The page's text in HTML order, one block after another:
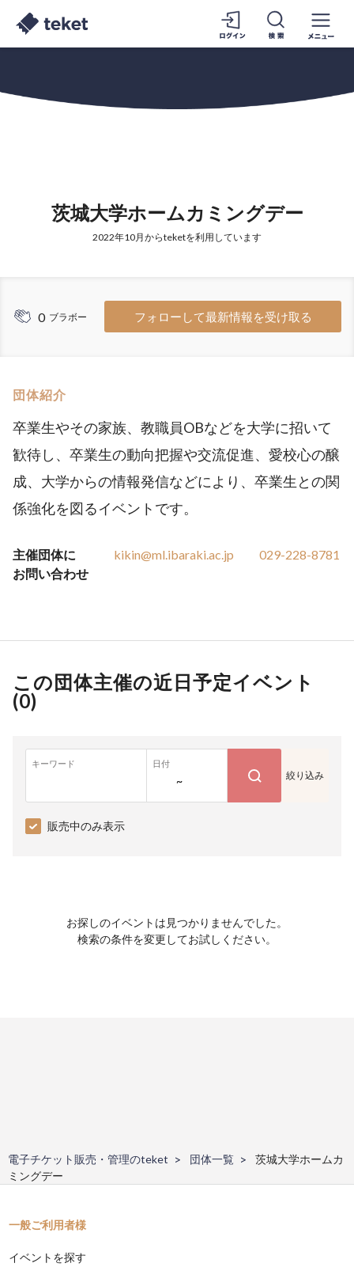
茨城大学ホームカミングデー
2022年10月からteketを利用しています
0 ブラボー フォローして最新情報を受け取る
団体紹介
卒業生やその家族、教職員OBなどを大学に招いて
歓待し、卒業生の動向把握や交流促進、愛校心の醸
成、大学からの情報発信などにより、卒業生との関
係強化を図るイベントです。
主催団体に
お問い合わせ
kikin@ml.ibaraki.ac.jp 029-228-8781
この団体主催の近日予定イベント
(0)
キーワード 日付
~ 絞り込み
販売中のみ表示
お探しのイベントは見つかりませんでした。
検索の条件を変更してお試しください。
電子チケット販売・管理のteket 団体一覧
茨城大学ホームカ
ミングデー
一般ご利用者様
イベントを探す